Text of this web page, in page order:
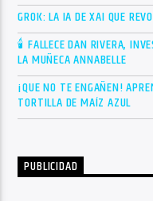
GROK: LA IA DE XAI QUE
🕯 FALLECE DAN RIVERA,
LA MUÑECA ANNABELLE
¡QUE NO TE ENGAÑEN!
TORTILLA DE MAÍZ AZUL
PUBLICIDAD